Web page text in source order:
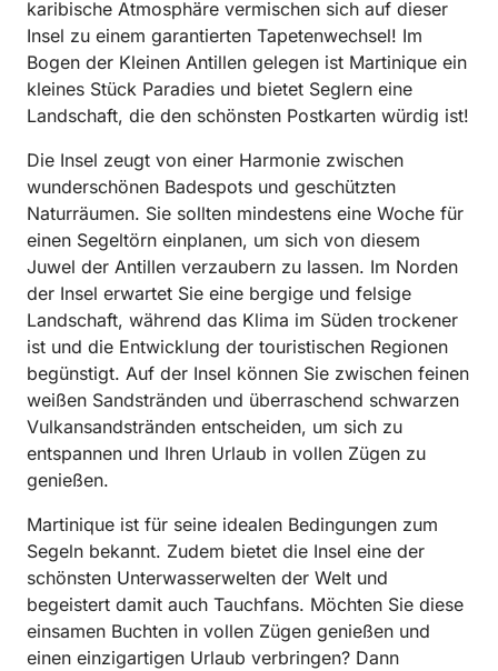
karibische Atmosphäre vermischen sich auf dieser
Insel zu einem garantierten Tapetenwechsel! Im
Bogen der Kleinen Antillen gelegen ist Martinique ein
kleines Stück Paradies und bietet Seglern eine
Landschaft, die den schönsten Postkarten würdig ist!
Die Insel zeugt von einer Harmonie zwischen
wunderschönen Badespots und geschützten
Naturräumen. Sie sollten mindestens eine Woche für
einen Segeltörn einplanen, um sich von diesem
Juwel der Antillen verzaubern zu lassen. Im Norden
der Insel erwartet Sie eine bergige und felsige
Landschaft, während das Klima im Süden trockener
ist und die Entwicklung der touristischen Regionen
begünstigt. Auf der Insel können Sie zwischen feinen
weißen Sandstränden und überraschend schwarzen
Vulkansandstränden entscheiden, um sich zu
entspannen und Ihren Urlaub in vollen Zügen zu
genießen.
Martinique ist für seine idealen Bedingungen zum
Segeln bekannt. Zudem bietet die Insel eine der
schönsten Unterwasserwelten der Welt und
begeistert damit auch Tauchfans. Möchten Sie diese
einsamen Buchten in vollen Zügen genießen und
einen einzigartigen Urlaub verbringen? Dann